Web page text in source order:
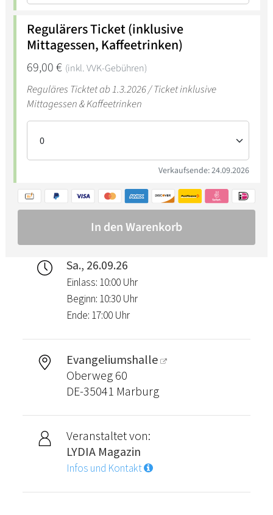
Sa., 26.09.26
Einlass: 10:00 Uhr
Beginn: 10:30 Uhr
Ende: 17:00 Uhr
Evangeliumshalle
Oberweg 60
DE-35041 Marburg
Veranstaltet von:
LYDIA Magazin
Infos und Kontakt